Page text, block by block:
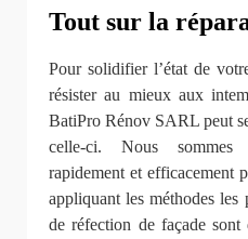
Tout sur la
Pour solidifier l’état de
résister au mieux aux
BatiPro Rénov SARL peut
celle-ci. Nous sommes
rapidement et efficacement
appliquant les méthodes les
de réfection de façade sont